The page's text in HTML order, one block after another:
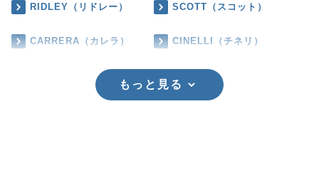
RIDLEY（リドレー） SCOTT（スコット）
CARRERA（カレラ） CINELLI（チネリ）
もっと見る